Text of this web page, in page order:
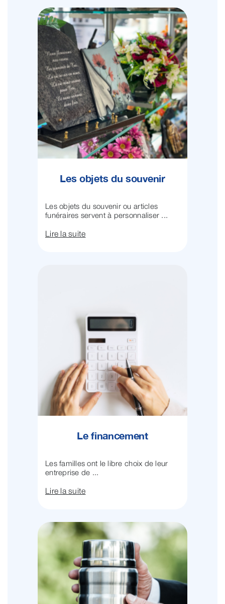
Les objets du souvenir
Les objets du souvenir ou articles
funéraires servent à personnaliser ...
Lire la suite
Le financement
Les familles ont le libre choix de leur
entreprise de ...
Lire la suite